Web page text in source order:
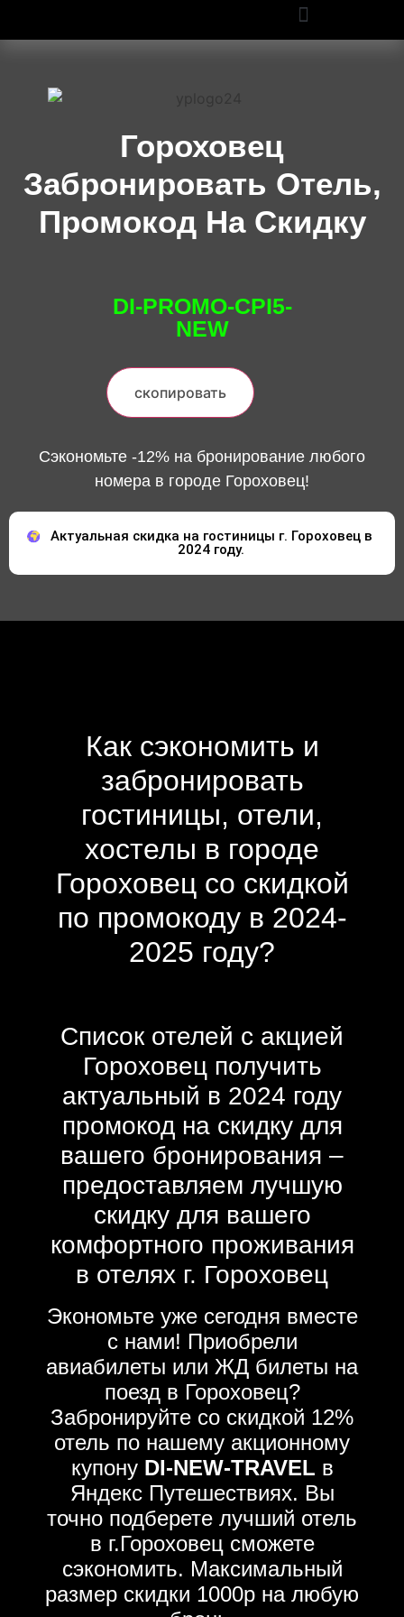
Гороховец
Забронировать Отель,
Промокод На Скидку
DI-PROMO-CPI5-
NEW
скопировать
Сэкономьте -12% на бронирование любого
номера в городе Гороховец!
Актуальная скидка на гостиницы г. Гороховец в
2024 году.
Как сэкономить и
забронировать
гостиницы, отели,
хостелы в городе
Гороховец со скидкой
по промокоду в 2024-
2025 году?
Список отелей с акцией
Гороховец получить
актуальный в 2024 году
промокод на скидку для
вашего бронирования –
предоставляем лучшую
скидку для вашего
комфортного проживания
в отелях г. Гороховец
Экономьте уже сегодня вместе
с нами! Приобрели
авиабилеты или ЖД билеты на
поезд в Гороховец?
Забронируйте со скидкой 12%
отель по нашему акционному
купону DI-NEW-TRAVEL в
Яндекс Путешествиях. Вы
точно подберете лучший отель
в г.Гороховец сможете
сэкономить. Максимальный
размер скидки 1000р на любую